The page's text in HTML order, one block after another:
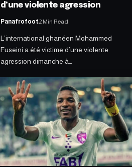
d’une violente agression
Panafrofoot2 Min Read
L’international ghanéen Mohammed
Fuseini a été victime d’une violente
agression dimanche à…